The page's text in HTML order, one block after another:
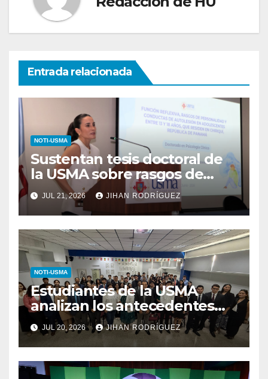
Entrada relacionada
NOTI-USMA
Sustentan tesis doctoral de
la USMA sobre rasgos de
personalidad y conductas de
autolesión en adolescentes
JUL 21, 2026 JIHAN RODRÍGUEZ
NOTI-USMA
Estudiantes de la USMA
analizan los antecedentes
del Derecho Romano junto a
diputada invitada
JUL 20, 2026 JIHAN RODRÍGUEZ